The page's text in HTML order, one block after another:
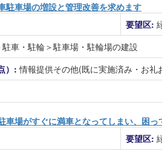
駐車場の増設と管理改善を求めます
要望区:
車・駐輪＞駐車場・駐輪場の建設
）:情報提供その他(既に実施済み・お礼
車場がすぐに満車となってしまい、困っ
要望区: